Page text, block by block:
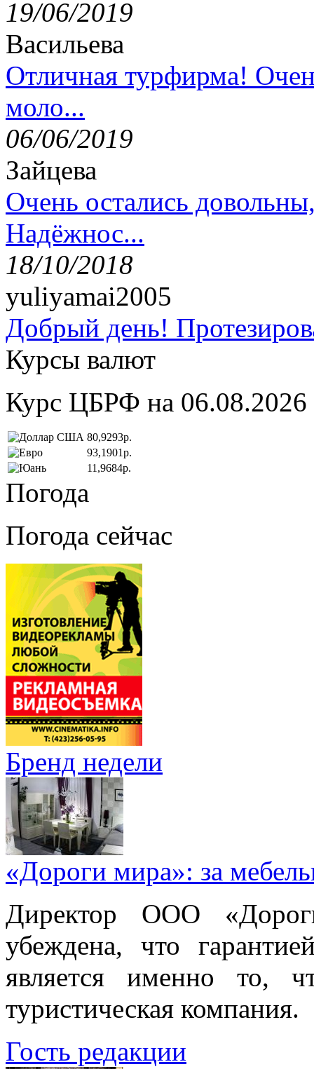
19/06/2019
Васильева
Отличная турфирма!
моло...
06/06/2019
Зайцева
Очень остались
Надёжнос...
18/10/2018
yuliyamai2005
Добрый день!
Курсы валют
Курс ЦБРФ на 06.08.2026
80,9293р.
93,1901р.
11,9684р.
Погода
Погода сейчас
Бренд недели
«Дороги мира»: за
Директор ООО
убеждена, что
является именно то,
туристическая компания.
Гость редакции